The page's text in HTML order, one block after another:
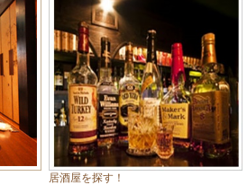
居酒屋を探す！